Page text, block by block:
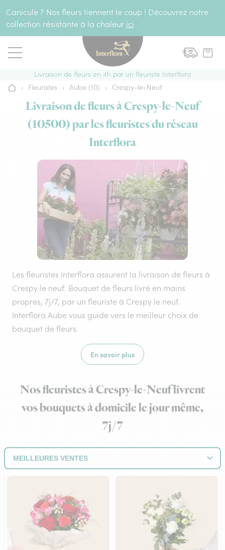
Canicule ? Nos fleurs tiennent le coup ! Découvrez notre
collection résistante à la chaleur ici
Livraison de fleurs en 4h par un fleuriste Interflora
Accueil
› Fleuristes › Aube (10) › Crespy-le-Neuf
Livraison de fleurs à Crespy-le-Neuf
(10500) par les fleuristes du réseau
Interflora
Les fleuristes Interflora assurent la livraison de fleurs à
Crespy le neuf. Bouquet de fleurs livré en mains
propres, 7j/7, par un fleuriste à Crespy le neuf.
Interflora Aube vous guide vers le meilleur choix de
bouquet de fleurs.
En savoir plus
Nos fleuristes à Crespy-le-Neuf livrent
vos bouquets à domicile le jour même,
7j/7